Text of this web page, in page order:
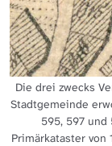
Die drei zwecks
Stadtgemeinde
595, 597
Primärkataster